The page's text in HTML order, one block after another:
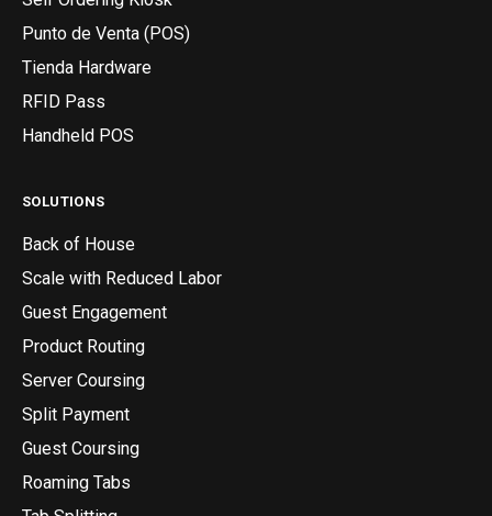
Punto de Venta (POS)
Tienda Hardware
RFID Pass
Handheld POS
SOLUTIONS
Back of House
Scale with Reduced Labor
Guest Engagement
Product Routing
Server Coursing
Split Payment
Guest Coursing
Roaming Tabs